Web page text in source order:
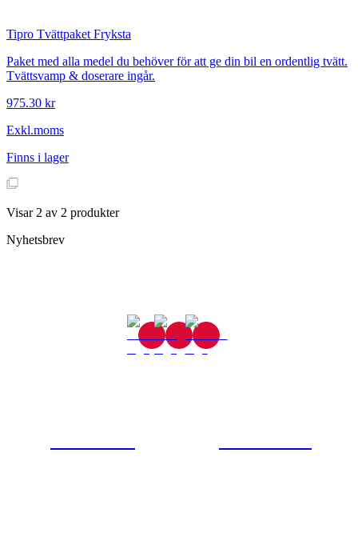
Tipro Tvättpaket Fryksta
Paket med alla medel du behöver för att ge din bil en ordentlig tvätt.
Tvättsvamp & doserare ingår.
975.30 kr
Exkl.moms
Finns i lager
Visar2 av 2 produkter
Nyhetsbrev